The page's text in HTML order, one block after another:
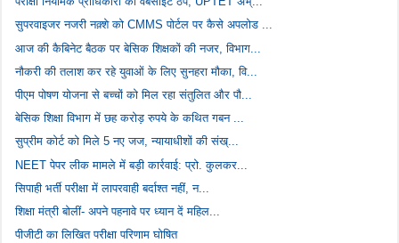
सुपरवाइजर नजरी नक़्शे को CMMS पोर्टल पर कैसे अपलोड ...
आज की कैबिनेट बैठक पर बेसिक शिक्षकों की नजर, विभाग...
नौकरी की तलाश कर रहे युवाओं के लिए सुनहरा मौका, वि...
पीएम पोषण योजना से बच्चों को मिल रहा संतुलित और पौ...
बेसिक शिक्षा विभाग में छह करोड़ रुपये के कथित गबन ...
सुप्रीम कोर्ट को मिले 5 नए जज, न्यायाधीशों की संख्...
NEET पेपर लीक मामले में बड़ी कार्रवाई: प्रो. कुलकर...
सिपाही भर्ती परीक्षा में लापरवाही बर्दाश्त नहीं, न...
शिक्षा मंत्री बोलीं- अपने पहनावे पर ध्यान दें महिल...
पीजीटी का लिखित परीक्षा परिणाम घोषित